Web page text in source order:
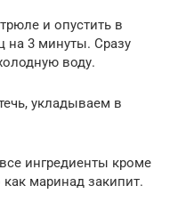
и опустить в
на 3 минуты. Сразу
воду.
укладываем в
ингредиенты кроме
как маринад закипит.